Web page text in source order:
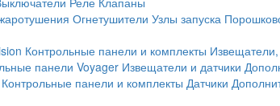
Огнетушители Узлы запуска
Контрольные панели и комплекты
панели Voyager Извещатели и датчики
Контрольные панели и комплекты Датчики